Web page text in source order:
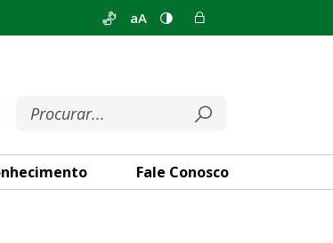
aA
Fale Conosco